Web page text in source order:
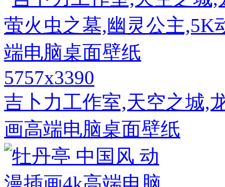
5757x3390
吉卜力工作室,天空之城,
画高端电脑桌面壁纸